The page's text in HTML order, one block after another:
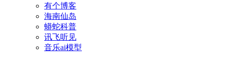
有个博客
海南仙岛
蟒蛇科普
讯飞听见
音乐ai模型